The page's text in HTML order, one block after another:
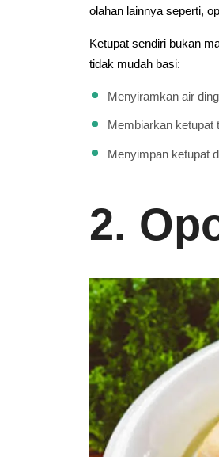
olahan lainnya seperti,
Ketupat sendiri bukan
tidak mudah basi:
Menyiramkan air
Membiarkan ketupat
Menyimpan ketupat
2.